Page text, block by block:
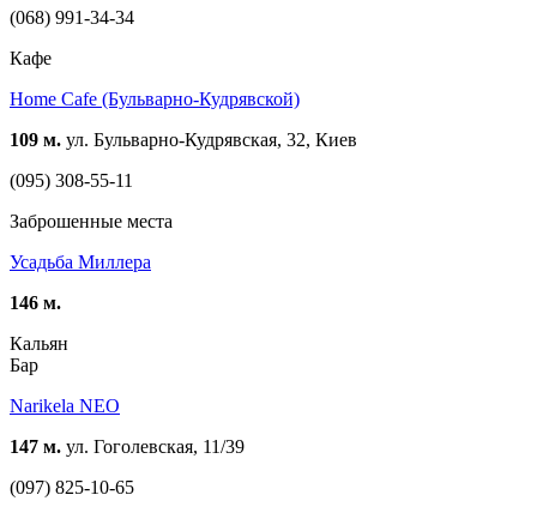
(068) 991-34-34
Кафе
Home Cafe (Бульварно-Кудрявской)
109 м. ул. Бульварно-Кудрявская, 32, Киев
(095) 308-55-11
Заброшенные места
Усадьба Миллера
146 м.
Кальян
Бар
Narikela NEO
147 м. ул. Гоголевская, 11/39
(097) 825-10-65